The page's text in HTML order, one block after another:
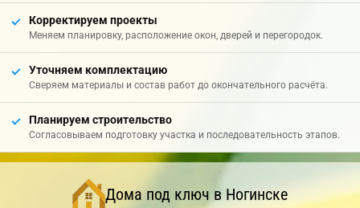
Корректируем проекты
Меняем планировку, расположение окон, дверей и перегородок.
Уточняем комплектацию
Сверяем материалы и состав работ до окончательного расчёта.
Планируем строительство
Согласовываем подготовку участка и последовательность этапов.
Дома под ключ в Ногинске